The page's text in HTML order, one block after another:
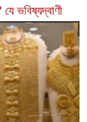
ভবিষ্যদ্বাণী